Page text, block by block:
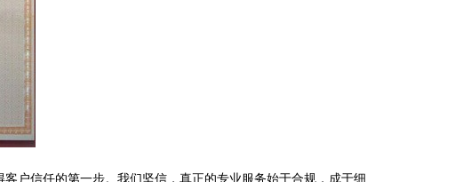
户信任的第一步。我们坚信，真正的专业服务始于合规，成于细